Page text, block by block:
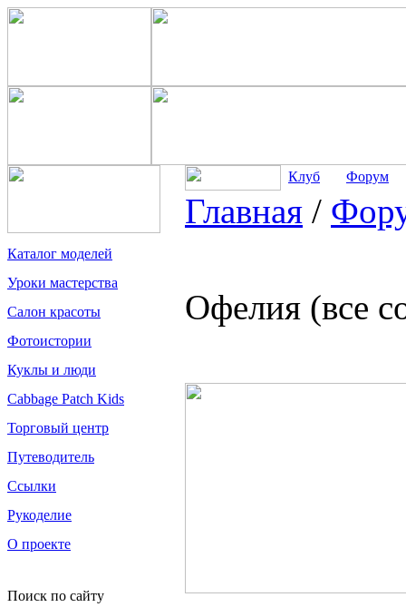
Каталог моделей
Уроки мастерства
Салон красоты
Фотоистории
Куклы и люди
Cabbage Patch Kids
Торговый центр
Путеводитель
Ссылки
Рукоделие
О проекте
Поиск по сайту
Клуб Форум
Главная /
Офелия (все